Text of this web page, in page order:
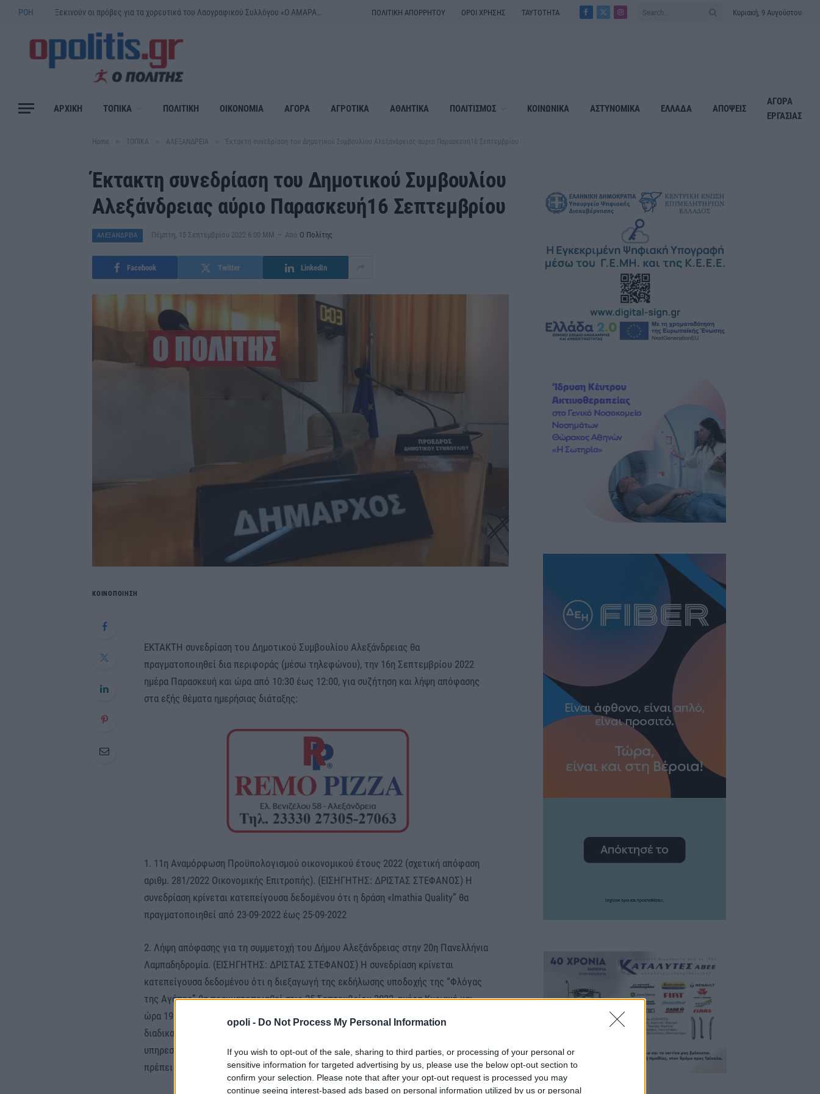
opoli - Do Not Process My Personal Information
If you wish to opt-out of the sale, sharing to third parties, or processing of your personal or
sensitive information for targeted advertising by us, please use the below opt-out section to
confirm your selection. Please note that after your opt-out request is processed you may
continue seeing interest-based ads based on personal information utilized by us or personal
ΡΟΗ ΠΟΛΙΤΙΚΗ ΑΠΟΡΡΗΤΟΥ ΟΡΟΙ ΧΡΗΣΗΣ ΤΑΥΤΟΤΗΤΑ
Facebook
X
Instagram
Κυριακή, 9 Αυγούστου
ΑΡΧΙΚΗ ΤΟΠΙΚΑ ΠΟΛΙΤΙΚΗ ΟΙΚΟΝΟΜΙΑ ΑΓΟΡΑ ΑΓΡΟΤΙΚΑ ΑΘΛΗΤΙΚΑ ΠΟΛΙΤΙΣΜΟΣ ΚΟΙΝΩΝΙΚΑ ΑΣΤΥΝΟΜΙΚΑ ΕΛΛΑΔΑ ΑΠΟΨΕΙΣ
ΑΓΟΡΑ
ΕΡΓΑΣΙΑΣ
Home ΤΟΠΙΚΑ ΑΛΕΞΑΝΔΡΕΙΑ Έκτακτη συνεδρίαση του Δημοτικού Συμβουλίου Αλεξάνδρειας αύριο Παρασκευή16 Σεπτεμβρίου
Έκτακτη συνεδρίαση του Δημοτικού Συμβουλίου
Αλεξάνδρειας αύριο Παρασκευή16 Σεπτεμβρίου
ΑΛΕΞΑΝΔΡΕΙΑ Πέμπτη, 15 Σεπτεμβρίου 2022 6:00 ΜΜ Από Ο Πολίτης
Facebook Twitter LinkedIn
ΚΟΙΝΟΠΟΙΗΣΗ
ΕΚΤΑΚΤΗ συνεδρίαση του Δημοτικού Συμβουλίου Αλεξάνδρειας θα
πραγματοποιηθεί δια περιφοράς (μέσω τηλεφώνου), την 16η Σεπτεμβρίου 2022
ημέρα Παρασκευή και ώρα από 10:30 έως 12:00, για συζήτηση και λήψη απόφασης
στα εξής θέματα ημερήσιας διάταξης:
1. 11η Αναμόρφωση Προϋπολογισμού οικονομικού έτους 2022 (σχετική απόφαση
αριθμ. 281/2022 Οικονομικής Επιτροπής). (ΕΙΣΗΓΗΤΗΣ: ΔΡΙΣΤΑΣ ΣΤΕΦΑΝΟΣ) Η
συνεδρίαση κρίνεται κατεπείγουσα δεδομένου ότι η δράση «Imathia Quality” θα
πραγματοποιηθεί από 23-09-2022 έως 25-09-2022
2. Λήψη απόφασης για τη συμμετοχή του Δήμου Αλεξάνδρειας στην 20η Πανελλήνια
Λαμπαδηδρομία. (ΕΙΣΗΓΗΤΗΣ: ΔΡΙΣΤΑΣ ΣΤΕΦΑΝΟΣ) Η συνεδρίαση κρίνεται
κατεπείγουσα δεδομένου ότι η διεξαγωγή της εκδήλωσης υποδοχής της “Φλόγας
της Αγάπης” θα πραγματοποιηθεί στις 25 Σεπτεμβρίου 2022, ημέρα Κυριακή και
ώρα 19:00 στην πόλη της Αλεξάνδρειας, ο χρόνος είναι περιορισμένος και η
διαδικασία υλοποίησης είναι χρονοβόρα διότι εμπλέκονται πολλοί φορείς και
υπηρεσίες για την παροχή των σχετικών αδειών όπως και πολλοί σύλλογοι που θα
πρέπει ταυτόχρονα να συντονιστούν.